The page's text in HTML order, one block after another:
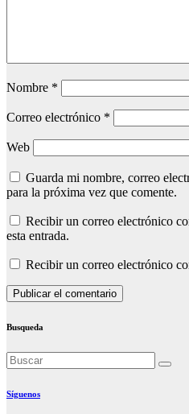
Nombre *
Correo electrónico *
Web
Guarda mi nombre, correo
para la próxima vez que comente.
Recibir un correo electrónico
esta entrada.
Recibir un correo electrónico
Busqueda
Síguenos